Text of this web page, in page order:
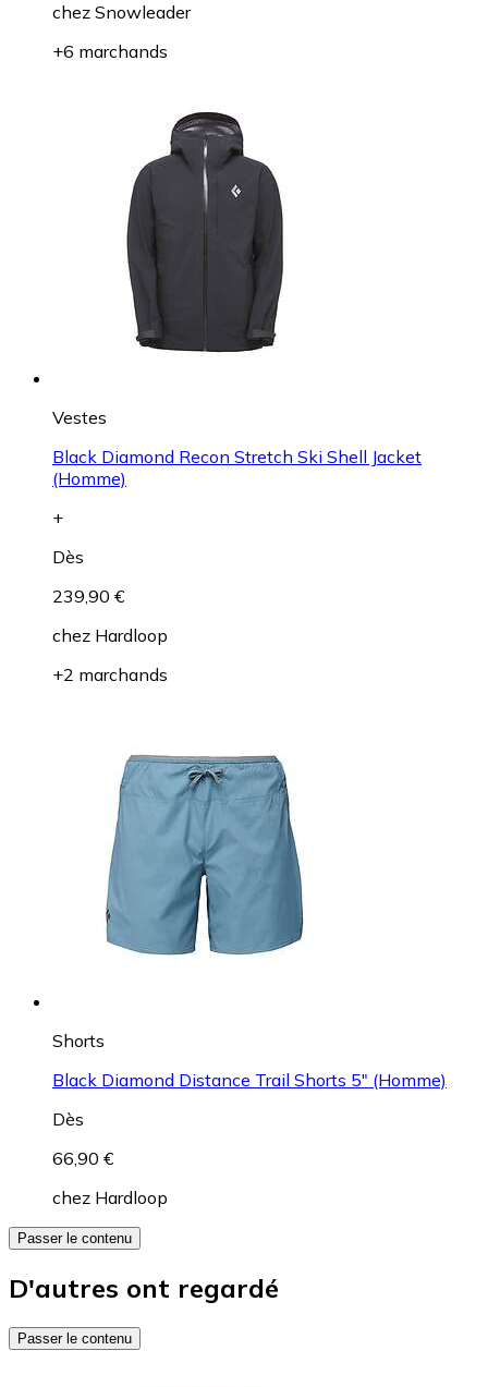
chez Snowleader
+6 marchands
Vestes
Black Diamond Recon Stretch Ski Shell Jacket
(Homme)
+
Dès
239,90 €
chez Hardloop
+2 marchands
Shorts
Black Diamond Distance Trail Shorts 5" (Homme)
Dès
66,90 €
chez Hardloop
Passer le contenu
D'autres ont regardé
Passer le contenu